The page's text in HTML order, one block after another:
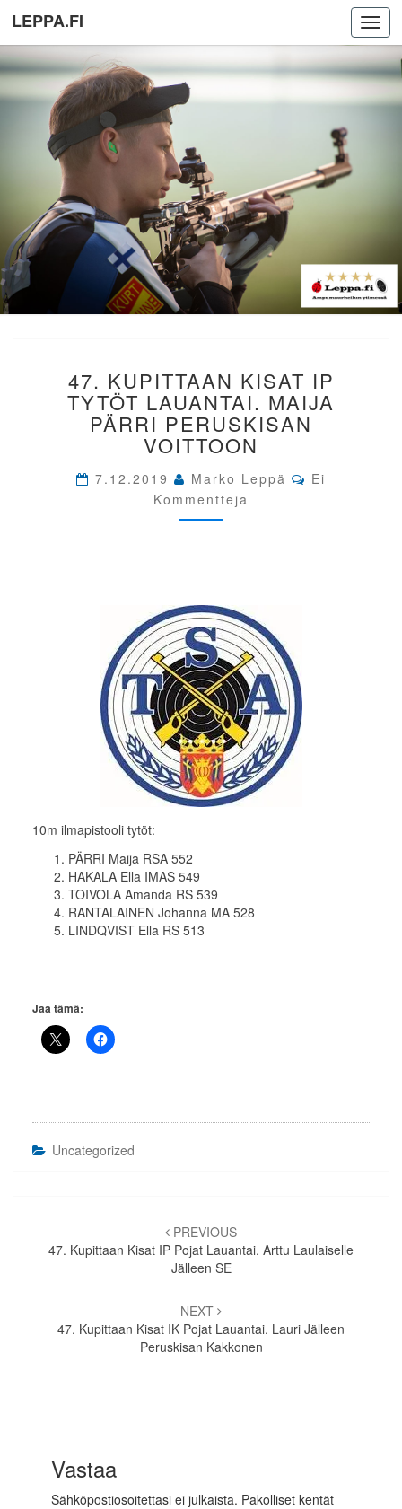
LEPPA.FI
KUPITTAAN
KISAT
IP
TYTÖT
LAUANTAI.
PÄRRI
PERUSKISAN
VOITTOON
47. KUPITTAAN KISAT IP
TYTÖT LAUANTAI. MAIJA
PÄRRI PERUSKISAN
VOITTOON
7.12.2019 Marko Leppä Comments
Ei
Kommentteja
10m ilmapistooli tytöt:
PÄRRI Maija RSA 552
HAKALA Ella IMAS 549
TOIVOLA Amanda RS 539
RANTALAINEN Johanna MA 528
LINDQVIST Ella RS 513
Jaa tämä:
Uncategorized
selaus
PREVIOUS
47. Kupittaan Kisat IP Pojat Lauantai. Arttu Laulaiselle
Jälleen SE
NEXT
47. Kupittaan Kisat IK Pojat Lauantai. Lauri Jälleen
Peruskisan Kakkonen
Vastaa
Sähköpostiosoitettasi ei julkaista. Pakolliset kentät